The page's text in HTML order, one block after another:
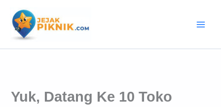
konten
Yuk, Datang Ke 10 Toko